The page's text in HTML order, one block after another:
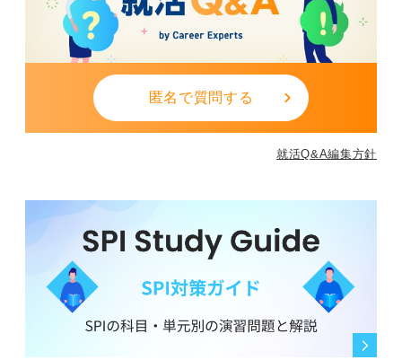
匿名で質問する
就活Q&A編集方針